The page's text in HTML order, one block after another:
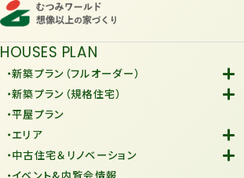
HOUSES PLAN
・新築プラン（フルオーダー）
-Fiore
・新築プラン（規格住宅）
-規格住宅
-KURAFIT
-JiU
・平屋プラン
・エリア
-潟上市
-由利本荘市
・中古住宅＆リノベーション
-中古住宅